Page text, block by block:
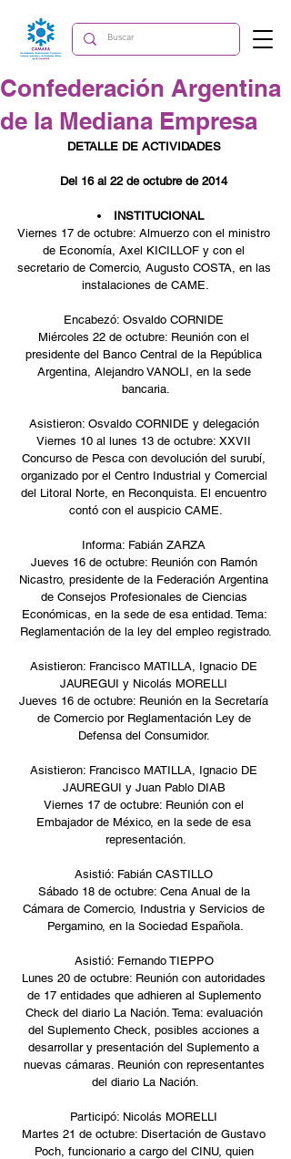
Confederación Argentina
de la Mediana Empresa
DETALLE DE ACTIVIDADES
Del 16 al 22 de octubre de 2014
INSTITUCIONAL
Viernes 17 de octubre: Almuerzo con el ministro
de Economía, Axel KICILLOF y con el
secretario de Comercio, Augusto COSTA, en las
instalaciones de CAME.
Encabezó: Osvaldo CORNIDE
Miércoles 22 de octubre: Reunión con el
presidente del Banco Central de la República
Argentina, Alejandro VANOLI, en la sede
bancaria.
Asistieron: Osvaldo CORNIDE y delegación
Viernes 10 al lunes 13 de octubre: XXVII
Concurso de Pesca con devolución del surubí,
organizado por el Centro Industrial y Comercial
del Litoral Norte, en Reconquista. El encuentro
contó con el auspicio CAME.
Informa: Fabián ZARZA
Jueves 16 de octubre: Reunión con Ramón
Nicastro, presidente de la Federación Argentina
de Consejos Profesionales de Ciencias
Económicas, en la sede de esa entidad. Tema:
Reglamentación de la ley del empleo registrado.
Asistieron: Francisco MATILLA, Ignacio DE
JAUREGUI y Nicolás MORELLI
Jueves 16 de octubre: Reunión en la Secretaría
de Comercio por Reglamentación Ley de
Defensa del Consumidor.
Asistieron: Francisco MATILLA, Ignacio DE
JAUREGUI y Juan Pablo DIAB
Viernes 17 de octubre: Reunión con el
Embajador de México, en la sede de esa
representación.
Asistió: Fabián CASTILLO
Sábado 18 de octubre: Cena Anual de la
Cámara de Comercio, Industria y Servicios de
Pergamino, en la Sociedad Española.
Asistió: Fernando TIEPPO
Lunes 20 de octubre: Reunión con autoridades
de 17 entidades que adhieren al Suplemento
Check del diario La Nación. Tema: evaluación
del Suplemento Check, posibles acciones a
desarrollar y presentación del Suplemento a
nuevas cámaras. Reunión con representantes
del diario La Nación.
Participó: Nicolás MORELLI
Martes 21 de octubre: Disertación de Gustavo
Poch, funcionario a cargo del CINU, quien